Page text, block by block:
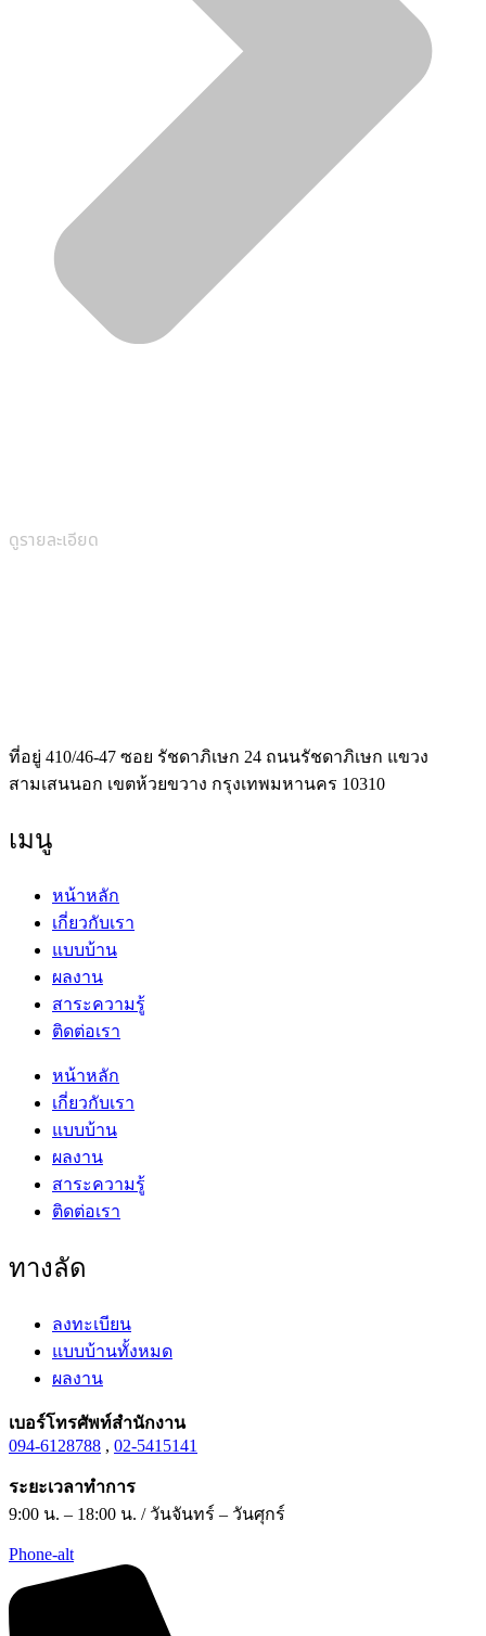
ดูรายละเอียด
ที่อยู่ 410/46-47 ซอย รัชดาภิเษก 24 ถนนรัชดาภิเษก แขวง
สามเสนนอก เขตห้วยขวาง กรุงเทพมหานคร 10310
เมนู
หน้าหลัก
เกี่ยวกับเรา
แบบบ้าน
ผลงาน
สาระความรู้
ติดต่อเรา
หน้าหลัก
เกี่ยวกับเรา
แบบบ้าน
ผลงาน
สาระความรู้
ติดต่อเรา
ทางลัด
ลงทะเบียน
แบบบ้านทั้งหมด
ผลงาน
เบอร์โทรศัพท์สำนักงาน
094-6128788 , 02-5415141
ระยะเวลาทำการ
9:00 น. – 18:00 น. / วันจันทร์ – วันศุกร์
Phone-alt